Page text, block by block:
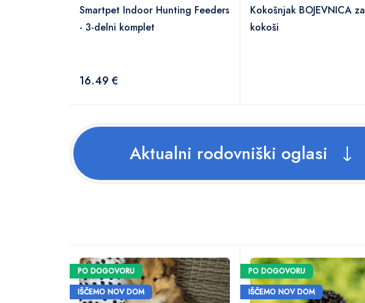
Smartpet Indoor Hunting Feeders
- 3-delni komplet
16.49 €
Kokošnjak BOJEVNICA
kokoši
Aktualni rodovniški oglasi
PO DOGOVORU
IŠČEMO NOV DOM
PO DOGOVORU
IŠČEMO NOV DOM